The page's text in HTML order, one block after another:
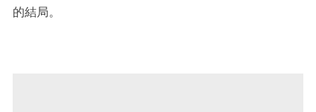
的結局。